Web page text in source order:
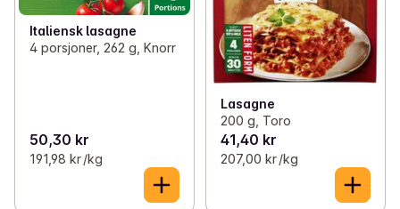
Italiensk lasagne
4 porsjoner, 262 g, Knorr
50,30 kr
191,98 kr /kg
Lasagne
200 g, Toro
41,40 kr
207,00 kr /kg